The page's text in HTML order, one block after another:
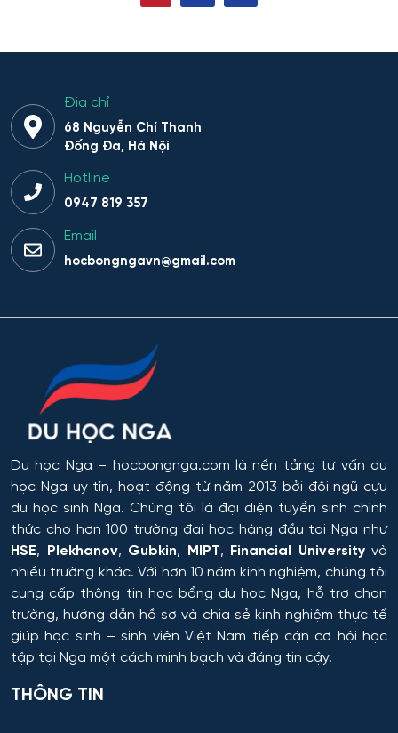
Hệ thống thông tin
Hệ thống thông tin và công nghệ thông tin truyền
thông
Hệ thống thông tin và lập trình
Hệ thống trí tuệ nhân tạo trong lĩnh vực nhân văn – xã
Hệ thống tên lửa và Khoa học Vũ trụ
Hệ thống tự động và điều khiển thông minh
Hệ thống và công nghệ sinh học kỹ thuật
Hệ thống và tổ hợp vô tuyến điện tử
Hệ thống điều khiển chuyển động và dẫn đường
Hệ thống điều khiển máy bay
Hệ thống điều khiển robot và UAV
Hệ thống điều khiển và vận hành đường sắt
Địa chỉ
68 Nguyễn Chí Thanh
Đống Đa, Hà Nội
Hotline
0947 819 357
Email
hocbongngavn@gmail.com
Du học Nga – hocbongnga.com là nền tảng tư vấn du
học Nga uy tín, hoạt động từ năm 2013 bởi đội ngũ cựu
du học sinh Nga. Chúng tôi là đại diện tuyển sinh chính
thức cho hơn 100 trường đại học hàng đầu tại Nga như
HSE, Plekhanov, Gubkin, MIPT, Financial Universityvà
nhiều trường khác. Với hơn 10 năm kinh nghiệm, chúng tôi
cung cấp thông tin học bổng du học Nga, hỗ trợ chọn
trường, hướng dẫn hồ sơ và chia sẻ kinh nghiệm thực tế
giúp học sinh – sinh viên Việt Nam tiếp cận cơ hội học
tập tại Nga một cách minh bạch và đáng tin cậy.
THÔNG TIN